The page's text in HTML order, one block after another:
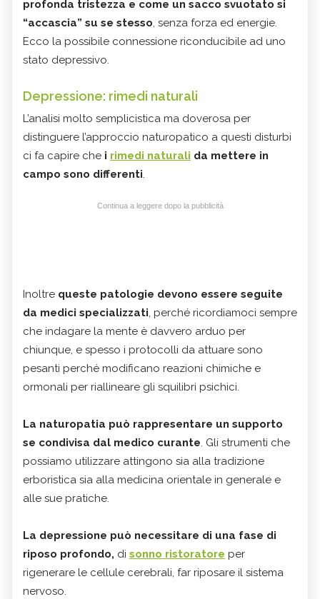
profonda tristezza e come un sacco svuotato si
“accascia” su se stesso, senza forza ed energie.
Ecco la possibile connessione riconducibile ad uno
stato depressivo.
Depressione: rimedi naturali
L’analisi molto semplicistica ma doverosa per
distinguere l’approccio naturopatico a questi disturbi
ci fa capire che i rimedi naturali da mettere in
campo sono differenti.
Continua a leggere dopo la pubblicità
Inoltre queste patologie devono essere seguite
da medici specializzati, perché ricordiamoci sempre
che indagare la mente è davvero arduo per
chiunque, e spesso i protocolli da attuare sono
pesanti perché modificano reazioni chimiche e
ormonali per riallineare gli squilibri psichici.
La naturopatia può rappresentare un supporto
se condivisa dal medico curante. Gli strumenti che
possiamo utilizzare attingono sia alla tradizione
erboristica sia alla medicina orientale in generale e
alle sue pratiche.
La depressione può necessitare di una fase di
riposo profondo, di sonno ristoratore per
rigenerare le cellule cerebrali, far riposare il sistema
nervoso.